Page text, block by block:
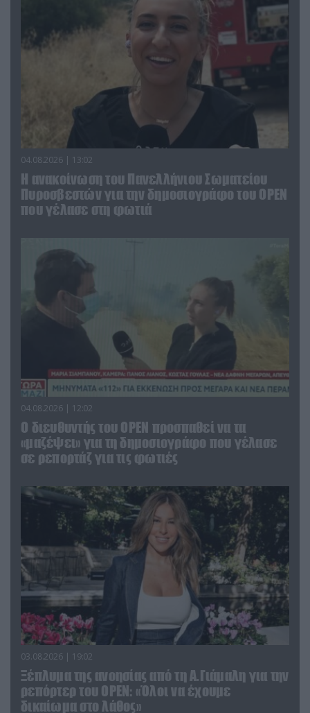
04.08.2026 | 13:02
Η ανακοίνωση του Πανελλήνιου Σωματείου
Πυροσβεστών για την δημοσιογράφο του OPEN
που γέλασε στη φωτιά
04.08.2026 | 12:02
O διευθυντής του OPEN προσπαθεί να τα
«μαζέψει» για τη δημοσιογράφο που γέλασε
σε ρεπορτάζ για τις φωτιές
03.08.2026 | 19:02
Ξέπλυμα της ανοησίας από τη Α.Γιάμαλη για την
ρεπόρτερ του ΟΡΕΝ: «Όλοι να έχουμε
δικαίωμα στο λάθος»